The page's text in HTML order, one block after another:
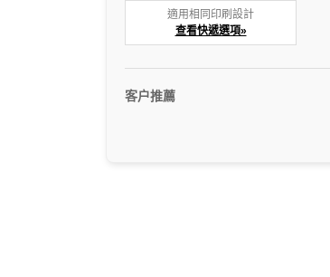
適用相同印刷設計
查看快遞選項»
客户推薦